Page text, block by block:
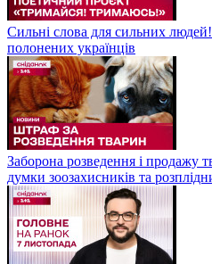
Сильні слова для сильних
полонених українців
Заборона розведення і
думки зоозахисників та